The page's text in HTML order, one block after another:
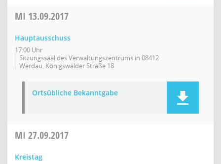
MI 13.09.2017
Hauptausschuss
17:00 Uhr
Sitzungssaal des Verwaltungszentrums in 08412
Werdau, Königswalder Straße 18
Ortsübliche Bekanntgabe
MI 27.09.2017
Kreistag